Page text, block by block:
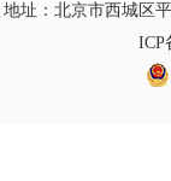
地址：北京市西城区
ICP